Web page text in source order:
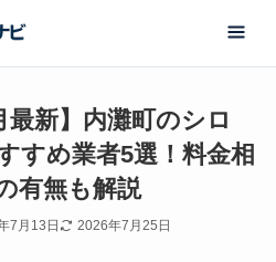
最新】内灘町のシロ
すめ業者5選！料金相
有無も解説
7月13日 2026年7月25日